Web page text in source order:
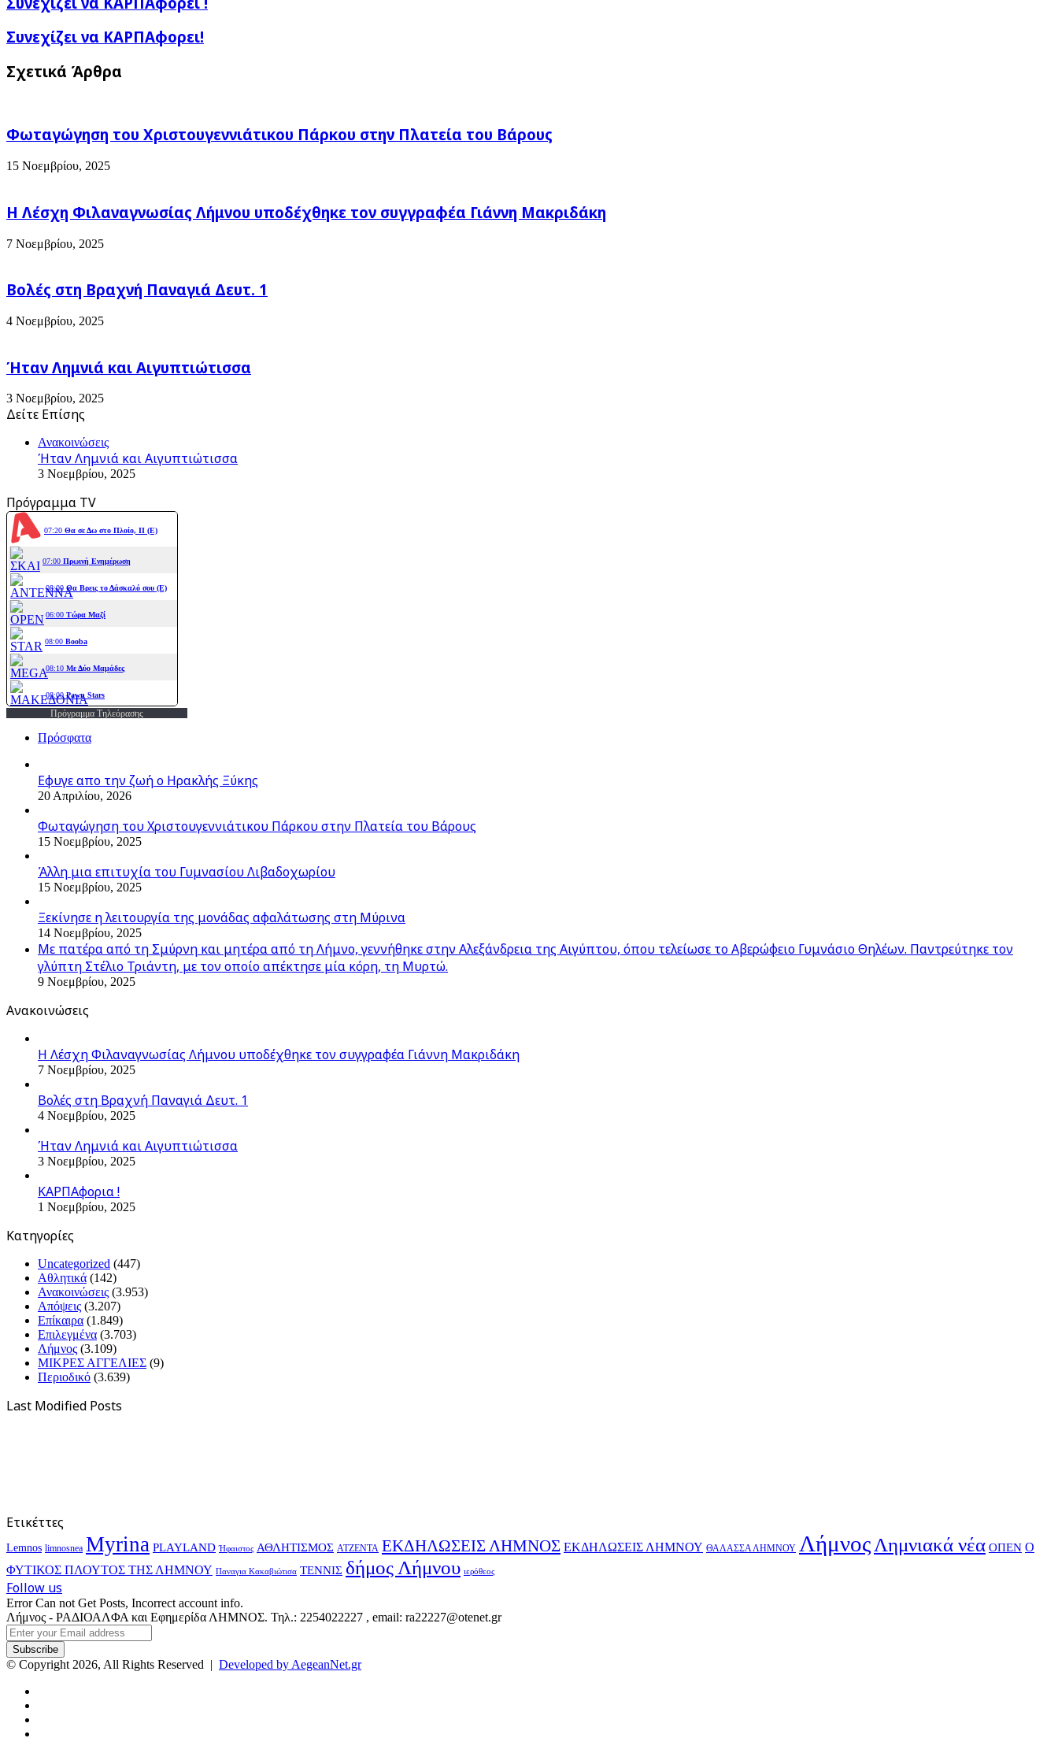
να
!
Συνεχίζει
να
Συνεχίζει να ΚΑΡΠΑφορει!
Σχετικά Άρθρα
Φωταγώγηση του Χριστουγεννιάτικου Πάρκου στην Πλατεία του Βάρους
15 Νοεμβρίου, 2025
Η Λέσχη Φιλαναγνωσίας Λήμνου υποδέχθηκε τον συγγραφέα Γιάννη Μακριδάκη
7 Νοεμβρίου, 2025
Βολές στη Βραχνή Παναγιά Δευτ. 1
4 Νοεμβρίου, 2025
Ήταν Λημνιά και Αιγυπτιώτισσα
3 Νοεμβρίου, 2025
Δείτε Επίσης
Ανακοινώσεις
Ήταν Λημνιά και Αιγυπτιώτισσα
3 Νοεμβρίου, 2025
Πρόγραμμα TV
Πρόγραμμα Τηλεόρασης
Πρόσφατα
Εφυγε απο την ζωή o Ηρακλής Ξύκης
20 Απριλίου, 2026
Φωταγώγηση του Χριστουγεννιάτικου Πάρκου στην Πλατεία του Βάρους
15 Νοεμβρίου, 2025
Άλλη μια επιτυχία του Γυμνασίου Λιβαδοχωρίου
15 Νοεμβρίου, 2025
Ξεκίνησε η λειτουργία της μονάδας αφαλάτωσης στη Μύρινα
14 Νοεμβρίου, 2025
Με πατέρα από τη Σμύρνη και μητέρα από τη Λήμνο, γεννήθηκε στην Αλεξάνδρεια της Αιγύπτου, όπου τελείωσε το Αβερώφειο Γυμνάσιο Θηλέων. Παντρεύτηκε τον
γλύπτη Στέλιο Τριάντη, με τον οποίο απέκτησε μία κόρη, τη Μυρτώ.
9 Νοεμβρίου, 2025
Ανακοινώσεις
Η Λέσχη Φιλαναγνωσίας Λήμνου υποδέχθηκε τον συγγραφέα Γιάννη Μακριδάκη
7 Νοεμβρίου, 2025
Βολές στη Βραχνή Παναγιά Δευτ. 1
4 Νοεμβρίου, 2025
Ήταν Λημνιά και Αιγυπτιώτισσα
3 Νοεμβρίου, 2025
ΚΑΡΠΑφορια !
1 Νοεμβρίου, 2025
Kατηγορίες
Uncategorized (447)
Αθλητικά (142)
Ανακοινώσεις (3.953)
Απόψεις (3.207)
Επίκαιρα (1.849)
Επιλεγμένα (3.703)
Λήμνος (3.109)
ΜΙΚΡΕΣ ΑΓΓΕΛΙΕΣ (9)
Περιοδικό (3.639)
Last Modified Posts
Ετικέττες
Lemnos limnosnea Myrina PLAYLAND Ήφαιστος ΑΘΛΗΤΙΣΜΟΣ ΑΤΖΕΝΤΑ ΕΚΔΗΛΩΣΕΙΣ ΛΗΜΝΟΣ ΕΚΔΗΛΩΣΕΙΣ ΛΗΜΝΟΥ ΘΑΛΑΣΣΑ ΛΗΜΝΟΥ ΛήμνοςΛημνιακά νέα ΟΠΕΝ Ο
ΦΥΤΙΚΟΣ ΠΛΟΥΤΟΣ ΤΗΣ ΛΗΜΝΟΥ Παναγια Κακαβιώτισα ΤΕΝΝΙΣ δήμος Λήμνου ιερόθεος
Follow us
Error Can not Get Posts, Incorrect account info.
Λήμνος - ΡΑΔΙΟΑΛΦΑ και Εφημερίδα ΛΗΜΝΟΣ. Τηλ.: 2254022227 , email: ra22227@otenet.gr
Enter
your
Email
address
© Copyright 2026, All Rights Reserved | Developed by AegeanNet.gr